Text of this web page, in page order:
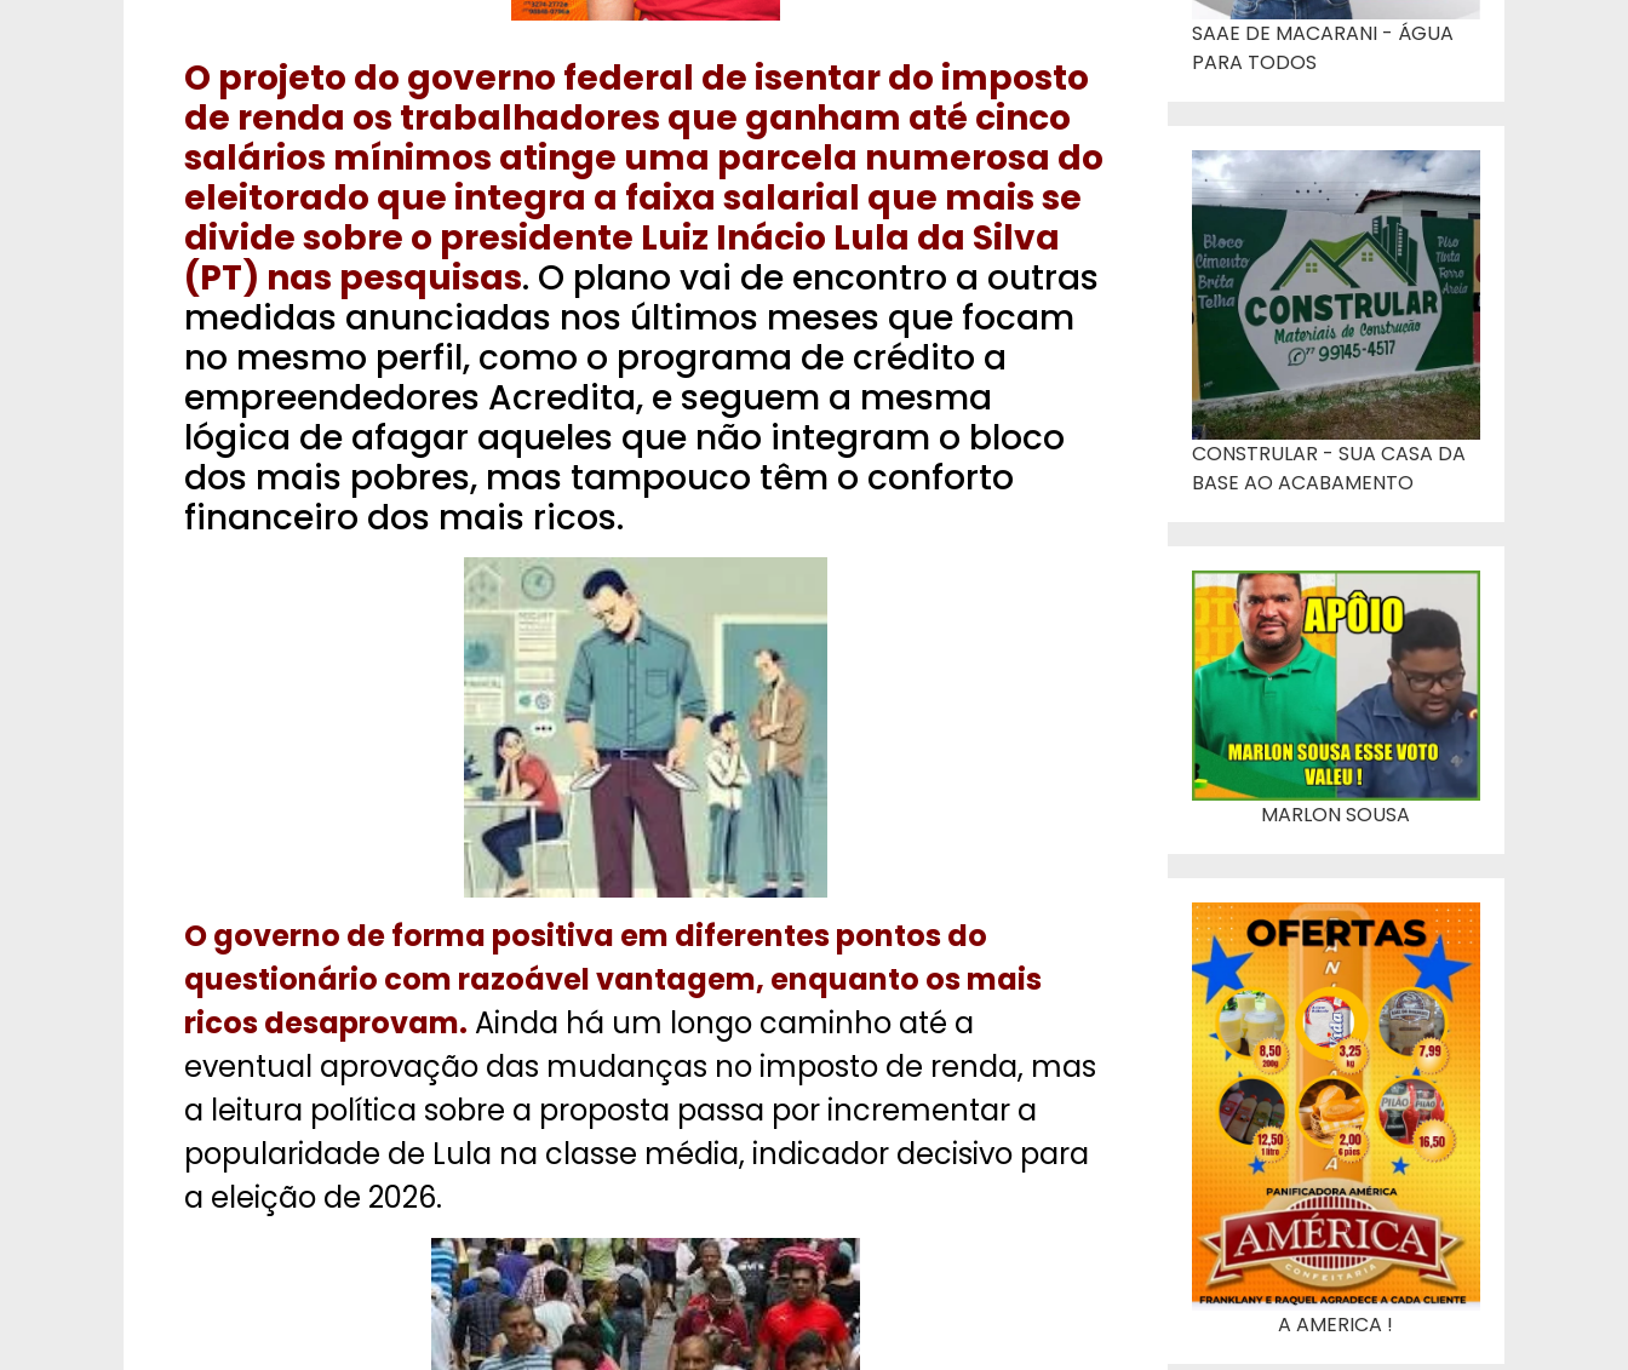
O projeto do governo federal de isentar do imposto
de renda os trabalhadores que ganham até cinco
salários mínimos atinge uma parcela numerosa do
eleitorado que integra a faixa salarial que mais se
divide sobre o presidente Luiz Inácio Lula da Silva
(PT) nas pesquisas. O plano vai de encontro a outras
medidas anunciadas nos últimos meses que focam
no mesmo perfil, como o programa de crédito a
empreendedores Acredita, e seguem a mesma
lógica de afagar aqueles que não integram o bloco
dos mais pobres, mas tampouco têm o conforto
financeiro dos mais ricos.
O governo de forma positiva em diferentes pontos do
questionário com razoável vantagem, enquanto os mais
ricos desaprovam. Ainda há um longo caminho até a
eventual aprovação das mudanças no imposto de renda, mas
a leitura política sobre a proposta passa por incrementar a
popularidade de Lula na classe média, indicador decisivo para
a eleição de 2026.
SAAE DE MACARANI - ÁGUA
PARA TODOS
CONSTRULAR - SUA CASA DA
BASE AO ACABAMENTO
MARLON SOUSA
A AMERICA !